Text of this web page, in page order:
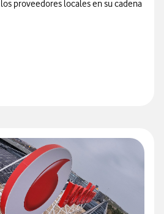
proveedores locales en su cadena